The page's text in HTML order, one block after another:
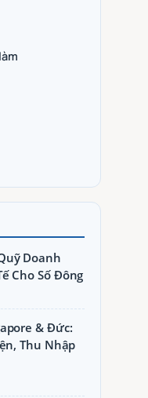
Doanh
Cho Số Đông
& Đức:
Thu Nhập